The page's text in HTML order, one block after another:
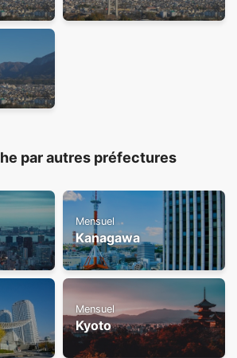
par autres préfectures
Mensuel
Kanagawa
Mensuel
Kyoto